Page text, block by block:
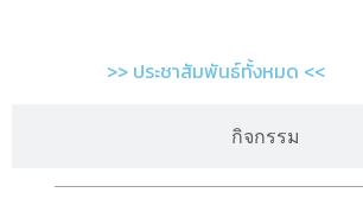
กิจกรรม
>> ประชาสัมพันธ์ทั้งหมด <<